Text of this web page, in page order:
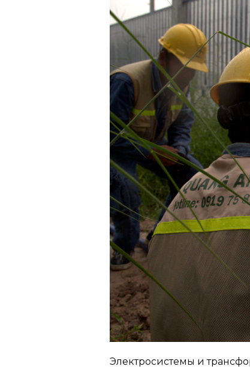
Электросистемы и